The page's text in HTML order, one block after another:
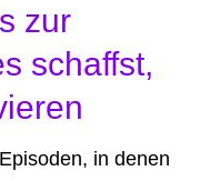
zur
schaffst,
in denen